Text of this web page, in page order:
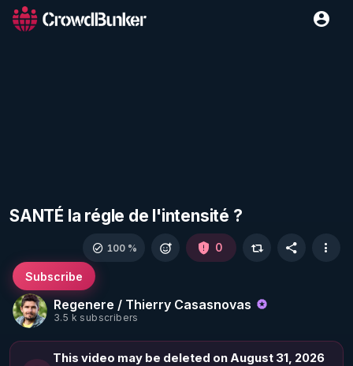
SANTÉ la régle de l'intensité ?
Regenere / Thierry Casasnovas
3.5 k subscribers
Subscribe
100 % 0
This video may be deleted on August 31, 2026